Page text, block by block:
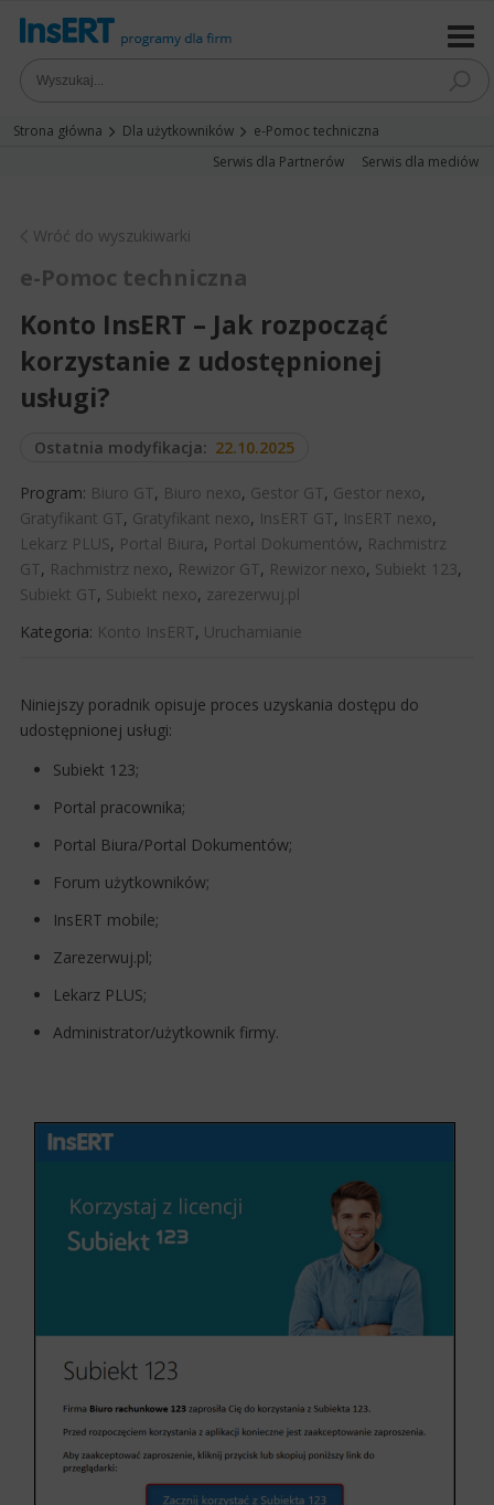
Strona główna Dla użytkowników
e-Pomoc techniczna
Serwis dla Partnerów
Serwis dla mediów
Wróć do wyszukiwarki
e-Pomoc techniczna
Konto InsERT – Jak rozpocząć
korzystanie z udostępnionej
usługi?
Ostatnia modyfikacja: 22.10.2025
Program: Biuro GT, Biuro nexo, Gestor GT, Gestor nexo,
Gratyfikant GT, Gratyfikant nexo, InsERT GT, InsERT nexo,
Lekarz PLUS, Portal Biura, Portal Dokumentów, Rachmistrz
GT, Rachmistrz nexo, Rewizor GT, Rewizor nexo, Subiekt 123,
Subiekt GT, Subiekt nexo, zarezerwuj.pl
Kategoria: Konto InsERT, Uruchamianie
​Niniejszy poradnik opisuje proces uzyskania dostępu do
udostępnionej usługi:
Subiekt 123;
Portal pracownika;
Portal Biura/Portal Dokumentów;
Forum użytkowników;
InsERT mobile;
Zarezerwuj.pl;
Lekarz PLUS;
Administrator/użytkownik firmy.​